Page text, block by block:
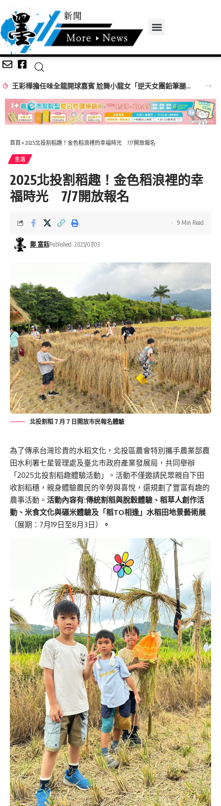
王彩樺擔任味全龍開球嘉賓 尬舞小龍女「逆天女團鉛筆腿」搶鏡
首頁 » 2025北投割稻趣！金色稻浪裡的幸福時光 7/7開放報名
生活
2025北投割稻趣！金色稻浪裡的幸
福時光 7/7開放報名
鄭 富鈺Published: 2025/07/03
9 Min Read
北投割稻７月７日開放市民報名體驗
為了傳承台灣珍貴的水稻文化，北投區農會特別攜手農業部農
田水利署七星管理處及臺北市政府產業發展局，共同舉辦
「2025北投割稻趣體驗活動」。活動不僅邀請民眾親自下田
收割稻穗，親身體驗農民的辛勞與喜悅，還規劃了豐富有趣的
農事活動。 活動內容有:傳統割稻與脫穀體驗、稻草人創作活
動、米食文化與碾米體驗及「稻TO相逢」水稻田地景藝術展
（展期：7月19日至8月3日）
。